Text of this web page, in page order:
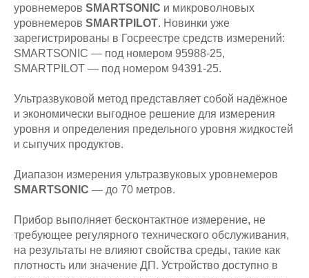
уровнемеров SMARTSONIC и микроволновых
уровнемеров SMARTPILOT. Новинки уже
зарегистрированы в Госреестре средств измерений:
SMARTSONIC — под номером 95988‑25,
SMARTPILOT — под номером 94391‑25.
Ультразвуковой метод представляет собой надёжное
и экономически выгодное решение для измерения
уровня и определения предельного уровня жидкостей
и сыпучих продуктов.
Диапазон измерения ультразвуковых уровнемеров
SMARTSONIC — до 70 метров.
Прибор выполняет бесконтактное измерение, не
требующее регулярного технического обслуживания,
на результаты не влияют свойства среды, такие как
плотность или значение ДП. Устройство доступно в